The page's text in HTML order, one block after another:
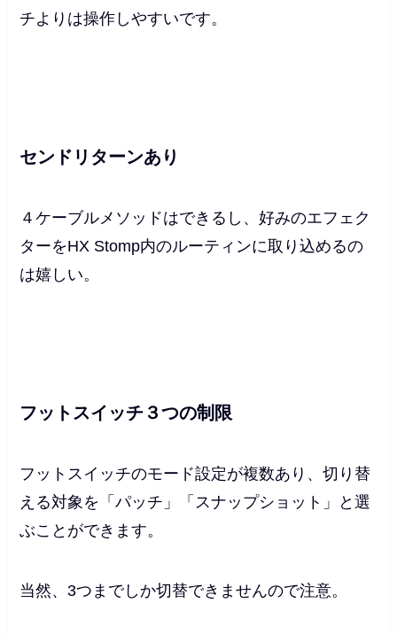
チよりは操作しやすいです。
センドリターンあり
４ケーブルメソッドはできるし、好みのエフェク
ターをHX Stomp内のルーティンに取り込めるの
は嬉しい。
フットスイッチ３つの制限
フットスイッチのモード設定が複数あり、切り替
える対象を「パッチ」「スナップショット」と選
ぶことができます。
当然、3つまでしか切替できませんので注意。